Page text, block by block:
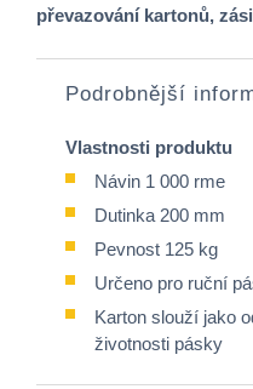
převazování kartonů,
Podrobnější
Vlastnosti produktu
Návin 1 000 rme
Dutinka 200 mm
Pevnost 125 kg
Určeno pro ruční
Karton slouží jako
životnosti pásky